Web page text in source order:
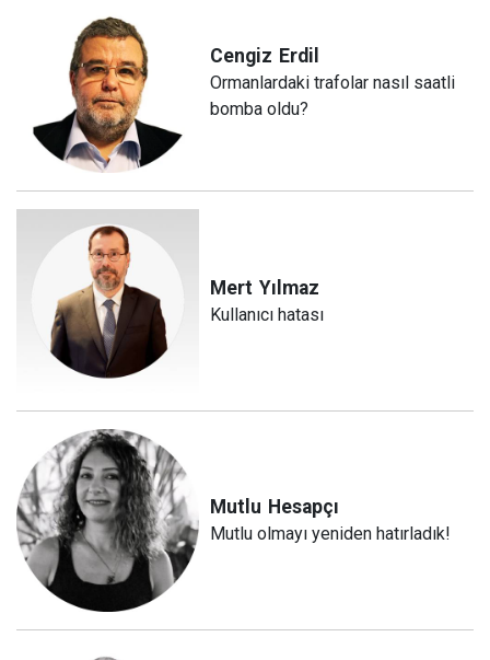
Cengiz Erdil
Ormanlardaki trafolar nasıl saatli
bomba oldu?
Mert Yılmaz
Kullanıcı hatası
Mutlu Hesapçı
Mutlu olmayı yeniden hatırladık!